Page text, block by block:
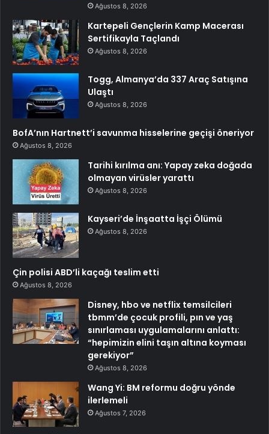
Ağustos 8, 2026
Kartepeli Gençlerin Kamp Macerası
Sertifikayla Taçlandı
Ağustos 8, 2026
Togg, Almanya’da 337 Araç Satışına
Ulaştı
Ağustos 8, 2026
BofA’nın Hartnett’i savunma hisselerine geçişi öneriyor
Ağustos 8, 2026
Tarihi kırılma anı: Yapay zeka doğada
olmayan virüsler yarattı
Ağustos 8, 2026
Kayseri’de İnşaatta İşçi Ölümü
Ağustos 8, 2026
Çin polisi ABD’li kaçağı teslim etti
Ağustos 8, 2026
Disney, hbo ve netflix temsilcileri
tbmm’de çocuk profili, pın ve yaş
sınırlaması uygulamalarını anlattı:
“hepimizin elini taşın altına koyması
gerekiyor”
Ağustos 8, 2026
Wang Yi: BM reformu doğru yönde
ilerlemeli
Ağustos 7, 2026